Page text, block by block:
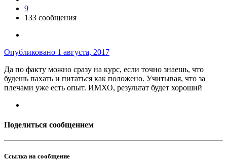
9
133 сообщения
Опубликовано 1 августа, 2017
Да по факту можно сразу на курс, если точно знаешь, что
будешь пахать и питаться как положено. Учитывая, что за
плечами уже есть опыт. ИМХО, результат будет хороший
Поделиться сообщением
Ссылка на сообщение